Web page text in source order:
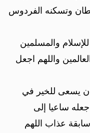
وتسكنه الفردوس
والمسلمين
واللهم اجعل
يسعى للخير في
ساعيا إلى
عذاب اللهم